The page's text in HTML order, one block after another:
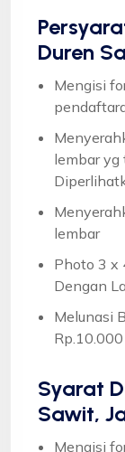
Duren
Mengisi
lembar yg
lembar
Photo 3 x
Dengan
Melunasi
Syarat
Sawit,
Mengisi